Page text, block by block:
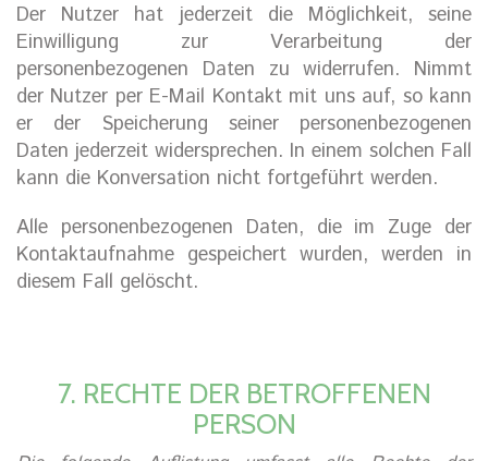
Der Nutzer hat jederzeit die Möglichkeit, seine
Einwilligung zur Verarbeitung der
personenbezogenen Daten zu widerrufen. Nimmt
der Nutzer per E-Mail Kontakt mit uns auf, so kann
er der Speicherung seiner personenbezogenen
Daten jederzeit widersprechen. In einem solchen Fall
kann die Konversation nicht fortgeführt werden.
Alle personenbezogenen Daten, die im Zuge der
Kontaktaufnahme gespeichert wurden, werden in
diesem Fall gelöscht.
7. RECHTE DER BETROFFENEN
PERSON